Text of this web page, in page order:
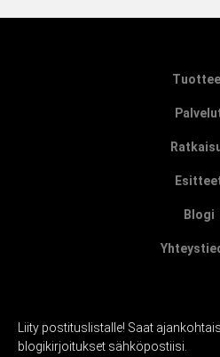
Blogi
Liity postituslistalle! Saat
blogikirjoitukset sähköpostiisi.